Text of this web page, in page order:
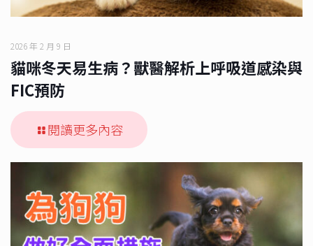
2026 年 2 月 9 日
貓咪冬天易生病？獸醫解析上呼吸道感染與
FIC預防
閱讀更多內容